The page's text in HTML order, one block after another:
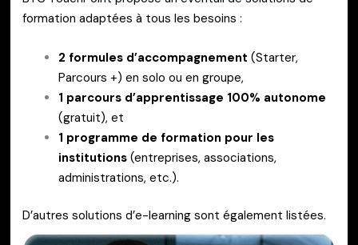
formation adaptées à tous les besoins :
2 formules d’accompagnement (Starter,
Parcours +) en solo ou en groupe,
1 parcours d’apprentissage 100% autonome
(gratuit), et
1 programme de formation pour les
institutions (entreprises, associations,
administrations, etc.).
D’autres solutions d’e-learning sont également listées.